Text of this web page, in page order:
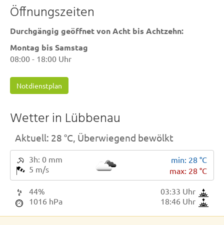
Öffnungszeiten
Durchgängig geöffnet von Acht bis Achtzehn:
Montag bis Samstag
08:00 - 18:00 Uhr
Notdienstplan
Wetter in Lübbenau
Aktuell: 28 °C, Überwiegend bewölkt
3h: 0 mm
5 m/s
min: 28 °C
max: 28 °C
44%
03:33 Uhr
1016 hPa
18:46 Uhr